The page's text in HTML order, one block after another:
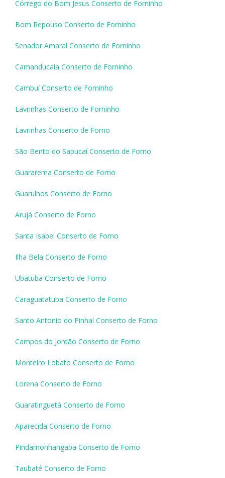
Córrego do Bom Jesus Conserto de Forninho
Bom Repouso Conserto de Forninho
Senador Amaral Conserto de Forninho
Camanducaia Conserto de Forninho
Cambuí Conserto de Forninho
Lavrinhas Conserto de Forninho
Lavrinhas Conserto de Forno
São Bento do Sapucaí Conserto de Forno
Guararema Conserto de Forno
Guarulhos Conserto de Forno
Arujá Conserto de Forno
Santa Isabel Conserto de Forno
Ilha Bela Conserto de Forno
Ubatuba Conserto de Forno
Caraguatatuba Conserto de Forno
Santo Antonio do Pinhal Conserto de Forno
Campos do Jordão Conserto de Forno
Monteiro Lobato Conserto de Forno
Lorena Conserto de Forno
Guaratinguetá Conserto de Forno
Aparecida Conserto de Forno
Pindamonhangaba Conserto de Forno
Taubaté Conserto de Forno